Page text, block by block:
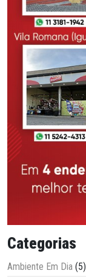
Categorias
Ambiente Em Dia (5)